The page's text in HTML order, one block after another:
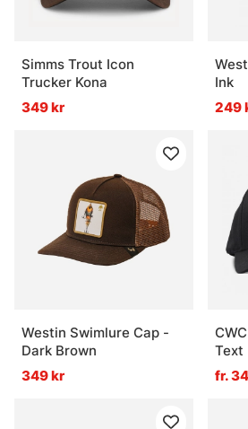
Simms Trout Icon
Trucker Kona
349 kr
Ink
249
Westin Swimlure Cap -
Dark Brown
349 kr
Text
fr.